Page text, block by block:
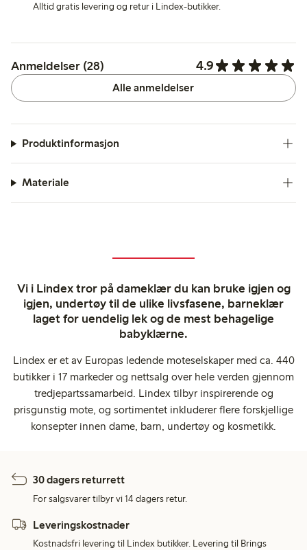
Alltid gratis levering og retur i Lindex-butikker.
Anmeldelser (28) 4.9
Alle anmeldelser
Produktinformasjon
Materiale
Vi i Lindex tror på dameklær du kan bruke igjen og
igjen, undertøy til de ulike livsfasene, barneklær
laget for uendelig lek og de mest behagelige
babyklærne.
Lindex er et av Europas ledende moteselskaper med ca. 440
butikker i 17 markeder og nettsalg over hele verden gjennom
tredjepartssamarbeid. Lindex tilbyr inspirerende og
prisgunstig mote, og sortimentet inkluderer flere forskjellige
konsepter innen dame, barn, undertøy og kosmetikk.
30 dagers returrett
For salgsvarer tilbyr vi 14 dagers retur.
Leveringskostnader
Kostnadsfri levering til Lindex butikker. Levering til Brings